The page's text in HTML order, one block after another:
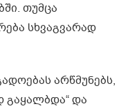
თუმცა
სხვაგვარად
არწმუნებს,
გაყალბდა“ და